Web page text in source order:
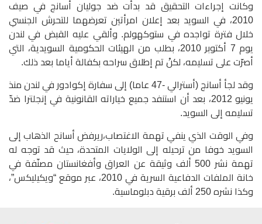
وكانت إجراءات التحقيق قد بدأت ضد جوليان أسانج في صيف
2010، في السويد بعد إعلان امرأتين تعرضهما للتحرش الجنسي
خلال فترة تواجده في ستوكهولم. وألقي عليه القبض في لندن
يوم 7 أكتوبر 2010، بطلب من الهيئات الحكومية السويدية، التي
أصرّت على تسليمه، لكنْ تم إطلاق سراحه بكفالة أياما بعد ذلك.
وقد لجأ أسانج (أسترالي -47 عاما) إلى سفارة إكوادور في لندن منذ
يونيو 2012، بعد أن استنفد جميع خياراته القانونية في إنجلترا ضدّ
تسليمه إلى السويد.
وفي الوقت الذي ينفي تهمة الاغتصاب،ريرفض أسانح الذهاب إلى
السويد خوفا من ترحيله إلى الولايات المتحدة، حيث قد توجه له
تهمة نشر 500 ألف وثيقة عن العراق وأفغانستان مصنّفة في
خانة الملفات الدفاعية السرية في 2010، عبر موقع “ويكيليكس”،
وكذا نشره 250 ألف برقية دبلوماسية.